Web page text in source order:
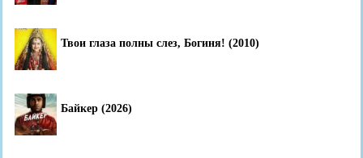
Твои глаза полны слез, Богиня! (2010)
Байкер (2026)